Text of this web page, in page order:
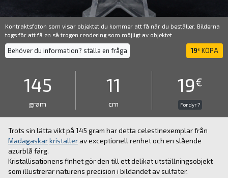
Kontraktsfoton som visar objektet du kommer att få när du beställer. Bilderna
togs för att få en så trogen rendering som möjligt av objektet.
Behöver du information? ställa en fråga 19€ KÖPA
145
gram
11
cm
19€
För dyr ?
Trots sin lätta vikt på 145 gram har detta celestinexemplar från
Madagaskarkristallerav exceptionell renhet och en slående
azurblå färg.
Kristallisationens finhet gör den till ett delikat utställningsobjekt
som illustrerar naturens precision i bildandet av sulfater.